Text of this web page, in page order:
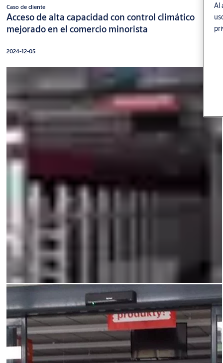
Caso de cliente
Acceso de alta capacidad con control climático
mejorado en el comercio minorista
2024-12-05
Al